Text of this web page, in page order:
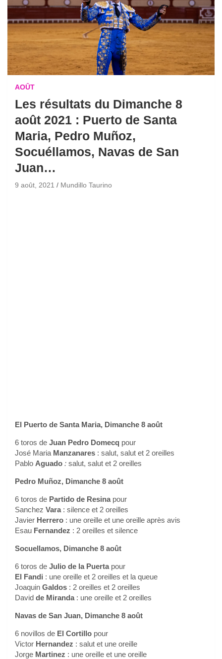
AOÛT
Les résultats du Dimanche 8
août 2021 : Puerto de Santa
Maria, Pedro Muñoz,
Socuéllamos, Navas de San
Juan…
9 août, 2021 Mundillo Taurino
El Puerto de Santa Maria, Dimanche 8 août
6 toros de Juan Pedro Domecq pour
José Maria Manzanares : salut, salut et 2 oreilles
Pablo Aguado : salut, salut et 2 oreilles
Pedro Muñoz, Dimanche 8 août
6 toros de Partido de Resina pour
Sanchez Vara: silence et 2 oreilles
Javier Herrero : une oreille et une oreille après avis
Esau Fernandez : 2 oreilles et silence
Socuellamos, Dimanche 8 août
6 toros de Julio de la Puerta pour
El Fandi : une oreille et 2 oreilles et la queue
Joaquin Galdos : 2 oreilles et 2 oreilles
David de Miranda: une oreille et 2 oreilles
Navas de San Juan, Dimanche 8 août
6 novillos de El Cortillo pour
Victor Hernandez : salut et une oreille
Jorge Martinez : une oreille et une oreille